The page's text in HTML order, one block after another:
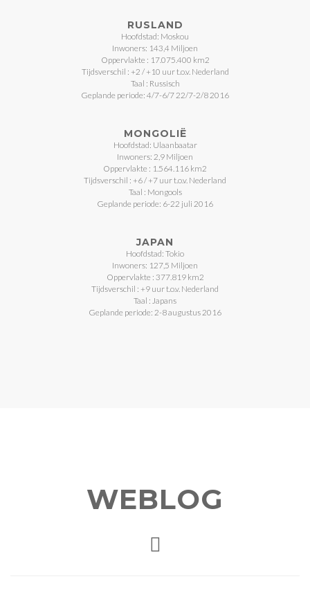
RUSLAND
Hoofdstad: Moskou
Inwoners: 143,4 Miljoen
Oppervlakte : 17.075.400 km2
Tijdsverschil : +2 / +10 uur t.o.v. Nederland
Taal : Russisch
Geplande periode: 4/7-6/7 22/7-2/8 2016
MONGOLIË
Hoofdstad: Ulaanbaatar
Inwoners: 2,9 Miljoen
Oppervlakte : 1.564.116 km2
Tijdsverschil : +6 / +7 uur t.o.v. Nederland
Taal : Mongools
Geplande periode: 6-22 juli 2016
JAPAN
Hoofdstad: Tokio
Inwoners: 127,5 Miljoen
Oppervlakte : 377.819 km2
Tijdsverschil : +9 uur t.o.v. Nederland
Taal : Japans
Geplande periode: 2-8 augustus 2016
WEBLOG